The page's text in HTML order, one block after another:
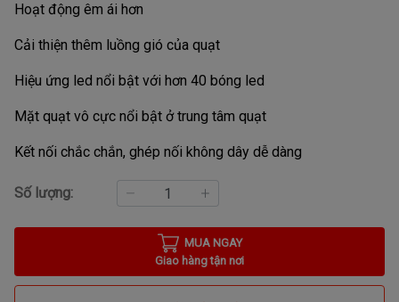
Hoạt động êm ái hơn
Cải thiện thêm luồng gió của quạt
Hiệu ứng led nổi bật với hơn 40 bóng led
Mặt quạt vô cực nổi bật ở trung tâm quạt
Kết nối chắc chắn, ghép nối không dây dễ dàng
Số lượng:
MUA NGAY
Giao hàng tận nơi